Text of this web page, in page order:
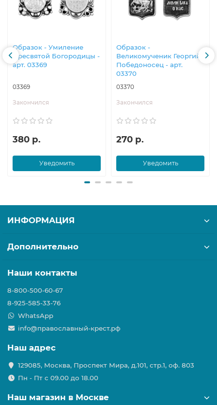
Образок - Умиление
Пресвятой Богородицы -
арт. 03369
03369
Закончился
380 р.
Уведомить
Образок -
Великомученик Георгий
Победоносец - арт.
03370
03370
Закончился
270 р.
Уведомить
ИНФОРМАЦИЯ
Дополнительно
Наши контакты
8-800-500-60-67
8-925-585-33-76
WhatsApp
info@православный-крест.рф
Наш адрес
129085, Москва, Проспект Мира, д.101, стр.1, оф. 803
Пн - Пт с 09.00 до 18.00
Наш магазин в Москве